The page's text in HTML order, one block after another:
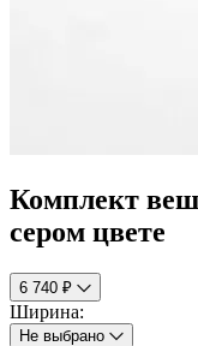
Комплект
сером цвете
6 740 ₽
Ширина:
Не выбрано